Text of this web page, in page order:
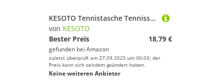
Gewichte von KESOTO
Markierungen von KESOTO
Springseile von KESOTO
KESOTO Tennistasche Tennisschlägertasche Fitnesstasche Handtasche Leicht zu Tragen mit Verstellbarem Gurt Aus Oxford Gewebe für Damen Und Herren, Lila
von KESOTO
Bester Preis
18,79 €
gefunden bei Amazon
zuletzt überprüft am 27.09.2025 um 00:03; der
Preis kann sich seitdem geändert haben.
Keine weiteren Anbieter